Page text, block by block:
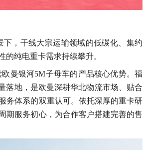
，干线大宗运输领域的低碳化、集约
的纯电重卡需求持续攀升。
欧曼银河5M子母车的产品核心优势。福
落地，是欧曼深耕华北物流市场、贴合
务体系的双重认可。依托深厚的重卡研
期服务初心，为合作客户搭建完善的售